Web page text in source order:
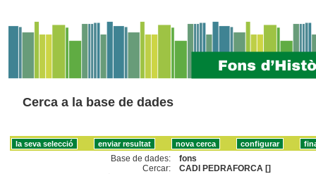
Cerca a la base de dades
Base de dades:
fons
Cercar:
CADI PEDRAFORCA []